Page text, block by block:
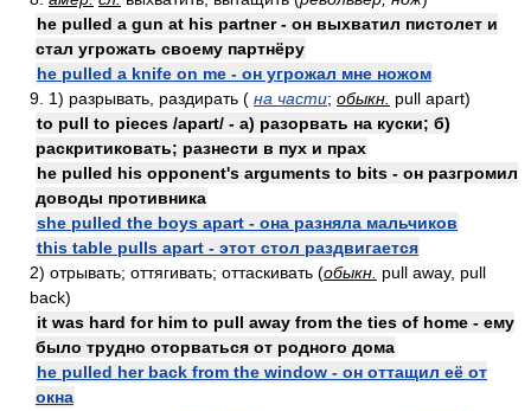
he pulled a gun at his partner - он выхватил пистолет и
стал угрожать своему партнёру
he pulled a knife on me - он угрожал мне ножом
9. 1) разрывать, раздирать ( на части; обыкн. pull apart)
to pull to pieces /apart/ - а) разорвать на куски; б)
раскритиковать; разнести в пух и прах
he pulled his opponent's arguments to bits - он разгромил
доводы противника
she pulled the boys apart - она разняла мальчиков
this table pulls apart - этот стол раздвигается
2) отрывать; оттягивать; оттаскивать (обыкн. pull away, pull
back)
it was hard for him to pull away from the ties of home - ему
было трудно оторваться от родного дома
he pulled her back from the window - он оттащил её от
окна